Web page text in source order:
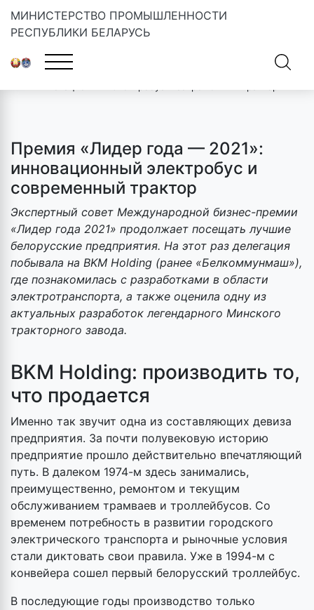
МИНИСТЕРСТВО ПРОМЫШЛЕННОСТИ
РЕСПУБЛИКИ БЕЛАРУСЬ
Главная
Премия «Лидер года — 2021»:
инновационный электробус и
современный трактор
Экспертный совет Международной бизнес-премии
«Лидер года 2021» продолжает посещать лучшие
белорусские предприятия. На этот раз делегация
побывала на BKM Holding (ранее «Белкоммунмаш»),
где познакомилась с разработками в области
электротранспорта, а также оценила одну из
актуальных разработок легендарного Минского
тракторного завода.
BKM Holding: производить то,
что продается
Именно так звучит одна из составляющих девиза
предприятия. За почти полувековую историю
предприятие прошло действительно впечатляющий
путь. В далеком 1974-м здесь занимались,
преимущественно, ремонтом и текущим
обслуживанием трамваев и троллейбусов. Со
временем потребность в развитии городского
электрического транспорта и рыночные условия
стали диктовать свои правила. Уже в 1994-м с
конвейера сошел первый белорусский троллейбус.
В последующие годы производство только